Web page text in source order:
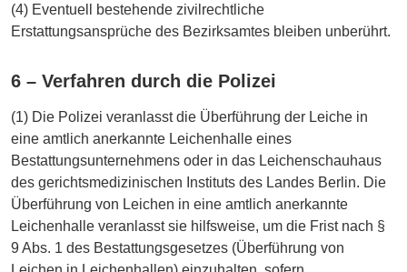
(4) Eventuell bestehende zivilrechtliche
Erstattungsansprüche des Bezirksamtes bleiben unberührt.
6 – Verfahren durch die Polizei
(1) Die Polizei veranlasst die Überführung der Leiche in
eine amtlich anerkannte Leichenhalle eines
Bestattungsunternehmens oder in das Leichenschauhaus
des gerichtsmedizinischen Instituts des Landes Berlin. Die
Überführung von Leichen in eine amtlich anerkannte
Leichenhalle veranlasst sie hilfsweise, um die Frist nach §
9 Abs. 1 des Bestattungsgesetzes (Überführung von